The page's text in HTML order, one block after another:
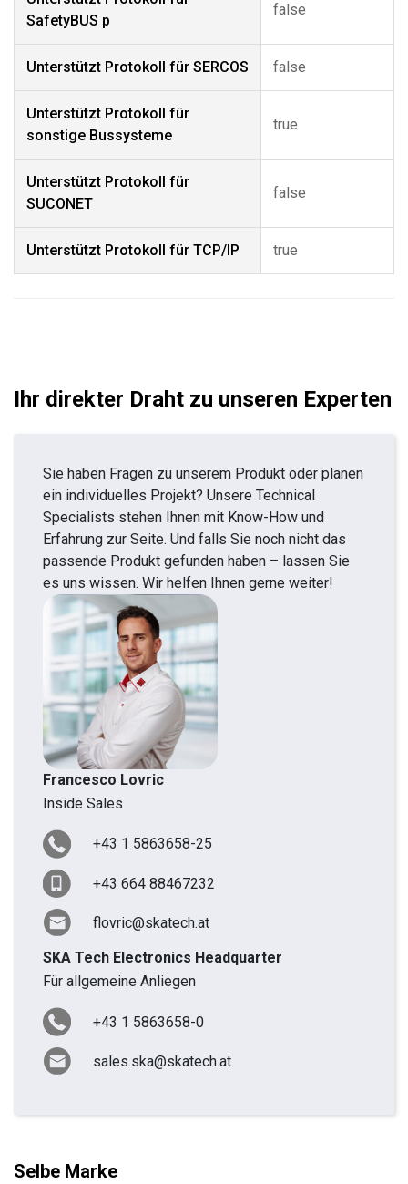
SafetyBUS p
false
Unterstützt Protokoll für SERCOS false
Unterstützt Protokoll für
sonstige Bussysteme
true
Unterstützt Protokoll für
SUCONET
false
Unterstützt Protokoll für TCP/IP true
Ihr direkter Draht zu unseren Experten
Sie haben Fragen zu unserem Produkt oder planen
ein individuelles Projekt? Unsere Technical
Specialists stehen Ihnen mit Know-How und
Erfahrung zur Seite. Und falls Sie noch nicht das
passende Produkt gefunden haben – lassen Sie
es uns wissen. Wir helfen Ihnen gerne weiter!
Francesco Lovric
Inside Sales
+43 1 5863658-25
+43 664 88467232
flovric@skatech.at
SKA Tech Electronics Headquarter
Für allgemeine Anliegen
+43 1 5863658-0
sales.ska@skatech.at
Selbe Marke